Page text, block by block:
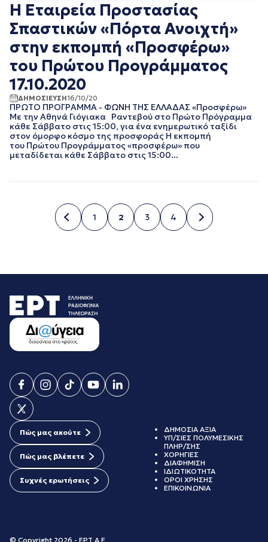
Η Εταιρεία Προστασίας
Σπαστικών «Πόρτα Ανοιχτή»
στην εκπομπή «Προσφέρω»
του Πρώτου Προγράμματος
17.10.2020
ΔΗΜΟΣΙΕΥΣΗ16/10/20
ΠΡΩΤΟ ΠΡΟΓΡΑΜΜΑ - ΦΩΝΗ ΤΗΣ ΕΛΛΑΔΑΣ «Προσφέρω»
Με την Αθηνά Γιόγιακα Ραντεβού στο Πρώτο Πρόγραμμα
κάθε Σάββατο στις 15:00, για ένα ενημερωτικό ταξίδι
στον όμορφο κόσμο της προσφοράς Η εκπομπή
του Πρώτου Προγράμματος «προσφέρω» που
μεταδίδεται κάθε Σάββατο στις 15:00...
Σελίδα
1
Σελίδα
2
Σελίδα
3
Σελίδα
4
Πώς μας ακούτε
Πώς μας βλέπετε
Συχνές ερωτήσεις
© Copyright 2026 - ΕΡΤ Α.Ε.
ΔΗΜΟΣΙΑ ΑΞΙΑ
ΥΠ/ΣΙΕΣ ΠΟΛΥΜΕΣΙΚΗΣ
ΠΛΗΡ/ΣΗΣ
ΧΟΡΗΓΙΕΣ
ΔΙΑΦΗΜΙΣΗ
ΙΔΙΩΤΙΚΟΤΗΤΑ
ΟΡΟΙ ΧΡΗΣΗΣ
ΕΠΙΚΟΙΝΩΝΙΑ